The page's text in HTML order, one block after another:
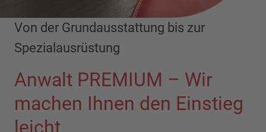
Von der Grundausstattung bis zur
Spezialausrüstung
Anwalt PREMIUM – Wir
machen Ihnen den Einstieg
leicht